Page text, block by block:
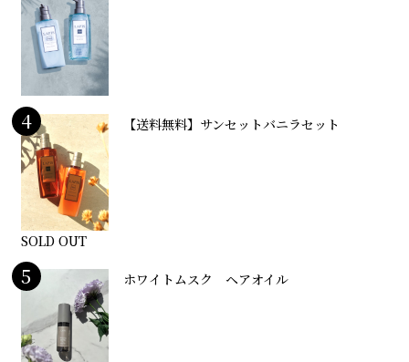
4
SOLD OUT
【送料無料】サンセットバニラセット
5 ホワイトムスク ヘアオイル